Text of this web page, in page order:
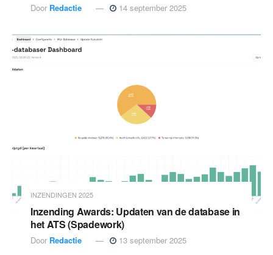
Door Redactie 14 september 2025
INZENDINGEN 2025
Inzending Awards: Updaten van de database in
het ATS (Spadework)
Door Redactie 13 september 2025